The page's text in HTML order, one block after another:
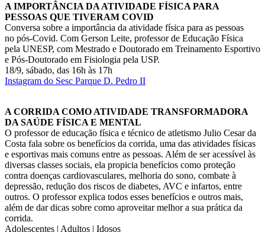
A IMPORTÂNCIA DA ATIVIDADE FÍSICA PARA
PESSOAS QUE TIVERAM COVID
Conversa sobre a importância da atividade física para as pessoas
no pós-Covid. Com Gerson Leite, professor de Educação Física
pela UNESP, com Mestrado e Doutorado em Treinamento Esportivo
e Pós-Doutorado em Fisiologia pela USP.
18/9, sábado, das 16h às 17h
Instagram do Sesc Parque D. Pedro II
A CORRIDA COMO ATIVIDADE TRANSFORMADORA
DA SAÚDE FÍSICA E MENTAL
O professor de educação física e técnico de atletismo Julio Cesar da
Costa fala sobre os benefícios da corrida, uma das atividades físicas
e esportivas mais comuns entre as pessoas. Além de ser acessível às
diversas classes sociais, ela propicia benefícios como proteção
contra doenças cardiovasculares, melhoria do sono, combate à
depressão, redução dos riscos de diabetes, AVC e infartos, entre
outros. O professor explica todos esses benefícios e outros mais,
além de dar dicas sobre como aproveitar melhor a sua prática da
corrida.
Adolescentes | Adultos | Idosos